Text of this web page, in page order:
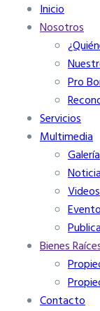
Navegación
principal
Inicio
Nosotros
Pro
Servicios
Multimedia
Videos
Bienes
Contacto